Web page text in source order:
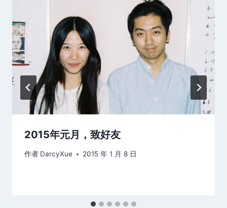
2015年元月，致好友
作者 DarcyXue 2015 年 1 月 8 日